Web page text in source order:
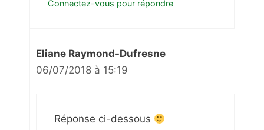
Connectez-vous pour répondre
Eliane Raymond-Dufresne
06/07/2018 à 15:19
Réponse ci-dessous